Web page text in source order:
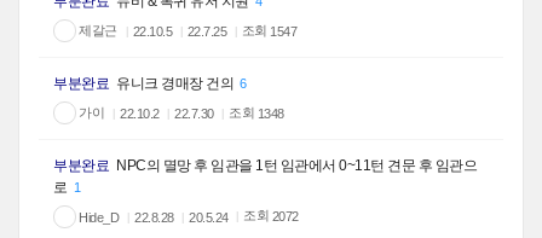
제갈근
22.10.5 22.7.25 조회 1547
부분완료 유니크 경매장 건의
6
가이
22.10.2 22.7.30 조회 1348
부분완료 NPC의 멸망 후 임관을 1턴 임관에서 0~11턴 견문 후 임관으
로 1
Hide_D 22.8.28 20.5.24 조회 2072